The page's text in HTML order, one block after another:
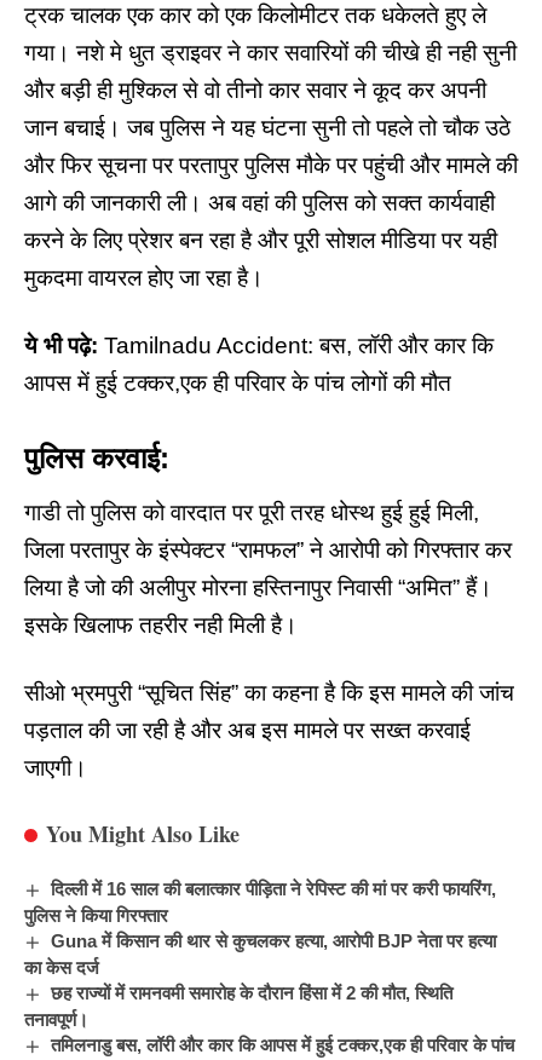
ट्रक चालक एक कार को एक किलोमीटर तक धकेलते हुए ले
गया। नशे मे धुत ड्राइवर ने कार सवारियों की चीखे ही नही सुनी
और बड़ी ही मुश्किल से वो तीनो कार सवार ने कूद कर अपनी
जान बचाई। जब पुलिस ने यह घंटना सुनी तो पहले तो चौक उठे
और फिर सूचना पर परतापुर पुलिस मौके पर पहुंची और मामले की
आगे की जानकारी ली। अब वहां की पुलिस को सक्त कार्यवाही
करने के लिए प्रेशर बन रहा है और पूरी सोशल मीडिया पर यही
मुकदमा वायरल होए जा रहा है।
ये भी पढ़े: Tamilnadu Accident: बस, लॉरी और कार कि
आपस में हुई टक्कर,एक ही परिवार के पांच लोगों की मौत
पुलिस करवाई:
गाडीतो पुलिस को वारदात पर पूरी तरह धोस्थ हुई हुई मिली,
जिला परतापुर के इंस्पेक्टर “रामफल” ने आरोपी को गिरफ्तार कर
लिया है जो की अलीपुर मोरना हस्तिनापुर निवासी “अमित” हैं।
इसके खिलाफ तहरीर नही मिली है।
सीओ भ्रमपुरी “सूचित सिंह” का कहना है कि इस मामले की जांच
पड़ताल की जा रही है और अब इस मामले पर सख्त करवाई
जाएगी।
You Might Also Like
दिल्ली में 16 साल की बलात्कार पीड़िता ने रेपिस्ट की मां पर करी फायरिंग,
पुलिस ने किया गिरफ्तार
Guna में किसान की थार से कुचलकर हत्या, आरोपी BJP नेता पर हत्या
का केस दर्ज
छह राज्यों में रामनवमी समारोह के दौरान हिंसा में 2 की मौत, स्थिति
तनावपूर्ण।
तमिलनाडु बस, लॉरी और कार कि आपस में हुई टक्कर,एक ही परिवार के पांच